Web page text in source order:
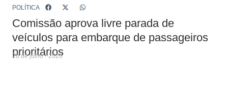
POLÍTICA
Comissão aprova livre parada de
veículos para embarque de passageiros
prioritários
28 de julho - 2026